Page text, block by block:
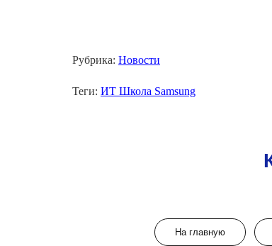
Рубрика: Новости
Теги: ИТ Школа Samsung
На главную